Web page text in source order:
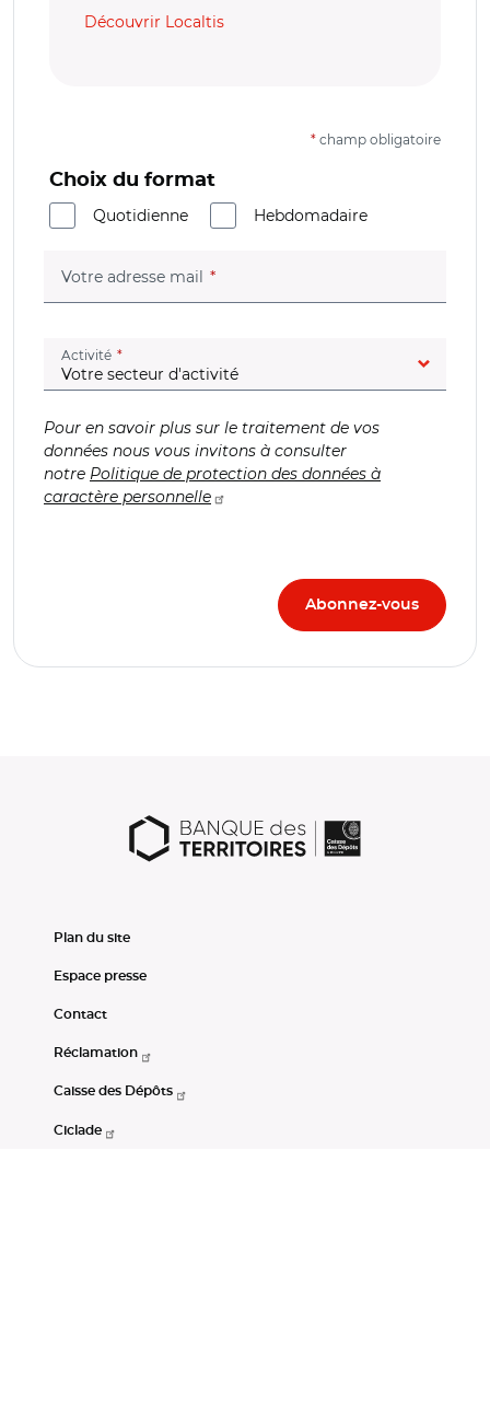
Découvrir Localtis
* champ obligatoire
Choix du format
Quotidienne
Hebdomadaire
Votre adresse mail (champ obligatoire)
Activité (champ obligatoire)
Pour en savoir plus sur le traitement de vos
données nous vous invitons à consulter
notre Politique de protection des données à
caractère personnelle
Plan du site
Espace presse
Contact
Réclamation
Caisse des Dépôts
Ciclade